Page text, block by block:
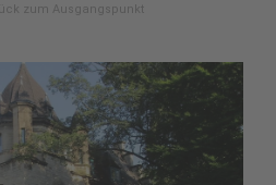
zum Ausgangspunkt